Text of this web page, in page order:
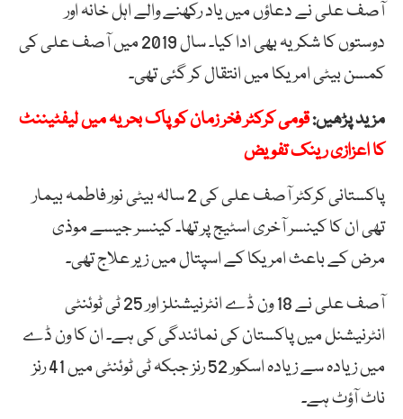
آصف علی نے دعاؤں میں یاد رکھنے والے اہل خانہ اور
دوستوں کا شکریہ بھی ادا کیا۔ سال 2019 میں آصف علی کی
کمسن بیٹی امریکا میں انتقال کر گئی تھی۔
مزید پڑھیں:قومی کرکٹر فخر زمان کو پاک بحریہ میں لیفٹیننٹ
کا اعزازی رینک تفویض
پاکستانی کرکٹر آصف علی کی 2 سالہ بیٹی نور فاطمہ بیمار
تھی ان کا کینسر آخری اسٹیج پر تھا۔ کینسر جیسے موذی
مرض کے باعث امریکا کے اسپتال میں زیر علاج تھی۔
آصف علی نے 18 ون ڈے انٹرنیشنلز اور 25 ٹی ٹوئنٹی
انٹرنیشنل میں پاکستان کی نمائندگی کی ہے۔ ان کا ون ڈے
میں زیادہ سے زیادہ اسکور 52 رنز جبکہ ٹی ٹوئنٹی میں 41 رنز
ناٹ آؤٹ ہے۔